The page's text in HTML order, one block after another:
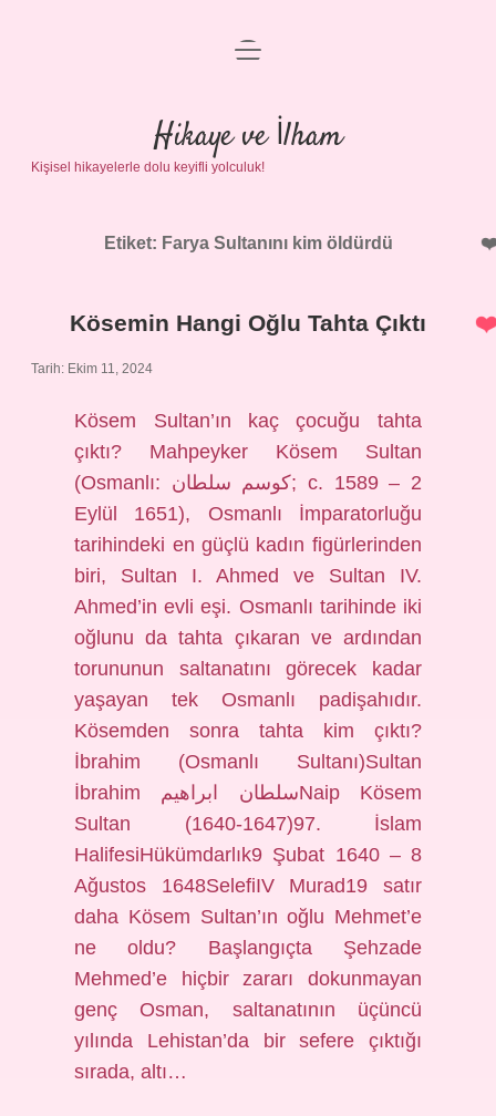
Anasayfa
Gizlilik Politikası
Yasal Uyarı
menüyü
Hikaye ve İlham
Kişisel hikayelerle dolu keyifli yolculuk!
Etiket: Farya Sultanını kim öldürdü
Kösemin Hangi Oğlu Tahta Çıktı
Tarih: Ekim 11, 2024
Kösem Sultan’ın kaç çocuğu tahta
çıktı? Mahpeyker Kösem Sultan
(Osmanlı: كوسم سلطان; c. 1589 – 2
Eylül 1651), Osmanlı İmparatorluğu
tarihindeki en güçlü kadın figürlerinden
biri, Sultan I. Ahmed ve Sultan IV.
Ahmed’in evli eşi. Osmanlı tarihinde iki
oğlunu da tahta çıkaran ve ardından
torununun saltanatını görecek kadar
yaşayan tek Osmanlı padişahıdır.
Kösemden sonra tahta kim çıktı?
İbrahim (Osmanlı Sultanı)Sultan
İbrahim سلطان ابراهيمNaip Kösem
Sultan (1640-1647)97. İslam
HalifesiHükümdarlık9 Şubat 1640 – 8
Ağustos 1648SelefiIV Murad19 satır
daha Kösem Sultan’ın oğlu Mehmet’e
ne oldu? Başlangıçta Şehzade
Mehmed’e hiçbir zararı dokunmayan
genç Osman, saltanatının üçüncü
yılında Lehistan’da bir sefere çıktığı
sırada, altı…